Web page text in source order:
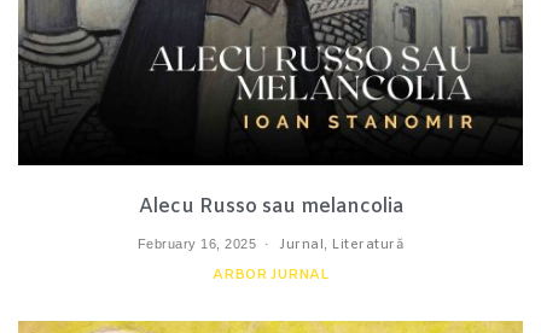
Alecu Russo sau melancolia
February 16, 2025 Jurnal Literatură
ARBOR JURNAL